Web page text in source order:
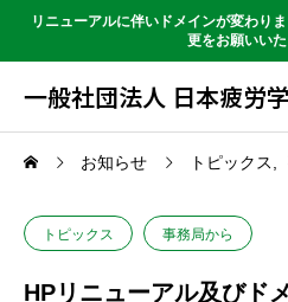
リニューアルに伴いドメインが変わり
更をお願いいた
一般社団法人 日本疲労
お知らせ トピックス
トピックス 事務局から
HPリニューアル及びド